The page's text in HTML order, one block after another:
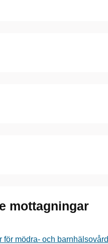
mottagningar
för mödra- och barnhälsovård